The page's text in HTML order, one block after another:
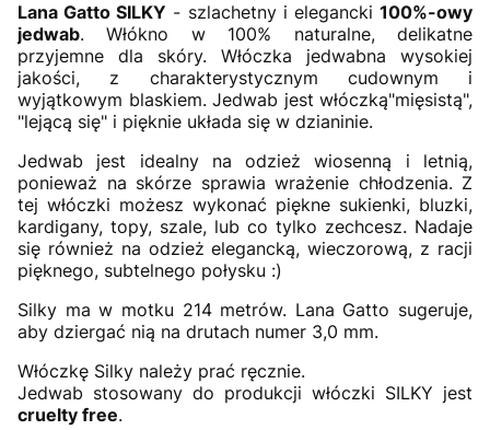
Lana Gatto SILKY - szlachetny i elegancki100%-owy
jedwab. Włókno w 100% naturalne, delikatne
przyjemne dla skóry. Włóczka jedwabna wysokiej
jakości, z charakterystycznym cudownym i
wyjątkowym blaskiem. Jedwab jest włóczką"mięsistą",
"lejącą się" i pięknie układa się w dzianinie.
Jedwab jest idealny na odzież wiosenną i letnią,
ponieważ na skórze sprawia wrażenie chłodzenia. Z
tej włóczki możesz wykonać piękne sukienki, bluzki,
kardigany, topy, szale, lub co tylko zechcesz. Nadaje
się również na odzież elegancką, wieczorową, z racji
pięknego, subtelnego połysku :)
Silky ma w motku 214 metrów. Lana Gatto sugeruje,
aby dziergać nią na drutach numer 3,0 mm.
Włóczkę Silky należy prać ręcznie.
Jedwab stosowany do produkcji włóczki SILKY jest
cruelty free.